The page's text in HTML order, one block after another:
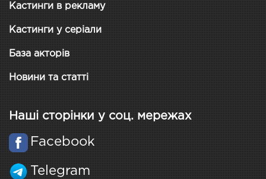
Кастинги в рекламу
Кастинги у серіали
База акторів
Новини та статті
Наші сторінки у соц. мережах
Facebook
Telegram